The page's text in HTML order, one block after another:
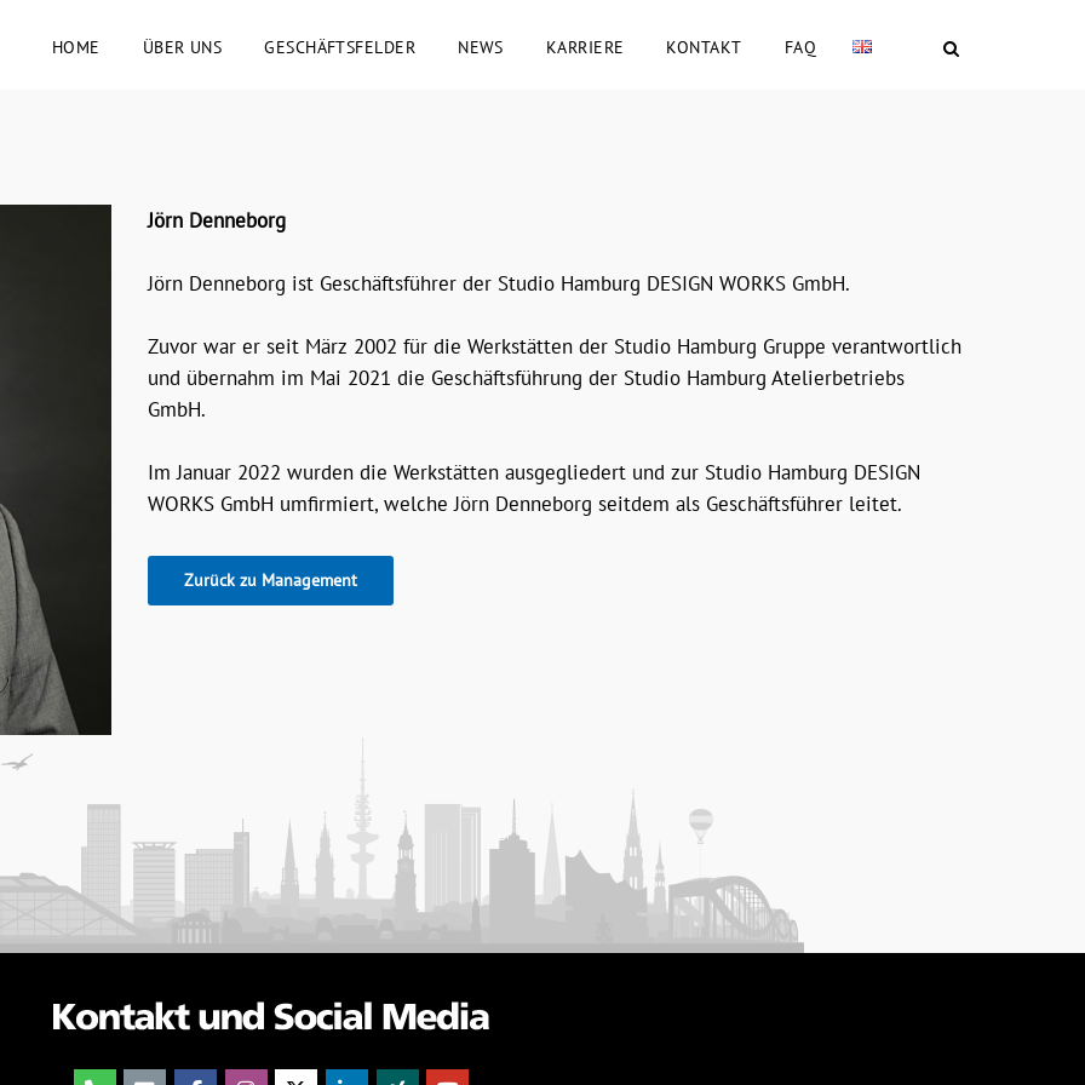
HOME ÜBER UNS GESCHÄFTSFELDER NEWS KARRIERE KONTAKT FAQ
Jörn Denneborg
Jörn Denneborg ist Geschäftsführer der Studio Hamburg DESIGN WORKS GmbH.
Zuvor war er seit März 2002 für die Werkstätten der Studio Hamburg Gruppe verantwortlich
und übernahm im Mai 2021 die Geschäftsführung der Studio Hamburg Atelierbetriebs
GmbH.
Im Januar 2022 wurden die Werkstätten ausgegliedert und zur Studio Hamburg DESIGN
WORKS GmbH umfirmiert, welche Jörn Denneborg seitdem als Geschäftsführer leitet.
Zurück zu Management